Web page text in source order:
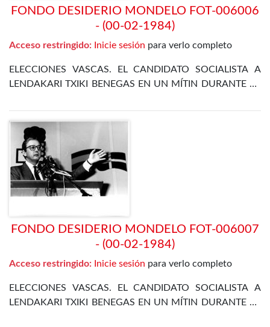
FONDO DESIDERIO MONDELO FOT-006006
- (00-02-1984)
Acceso restringido: Inicie sesión para verlo completo
ELECCIONES VASCAS. EL CANDIDATO SOCIALISTA A
LENDAKARI TXIKI BENEGAS EN UN MÍTIN DURANTE LA
FONDO DESIDERIO MONDELO FOT-006007
- (00-02-1984)
Acceso restringido: Inicie sesión para verlo completo
ELECCIONES VASCAS. EL CANDIDATO SOCIALISTA A
LENDAKARI TXIKI BENEGAS EN UN MÍTIN DURANTE LA